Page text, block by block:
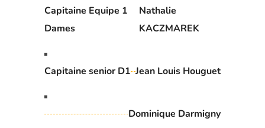
Capitaine Equipe 1
Dames
Nathalie
KACZMAREK
Capitaine senior D1 Jean Louis Houguet
Dominique Darmigny